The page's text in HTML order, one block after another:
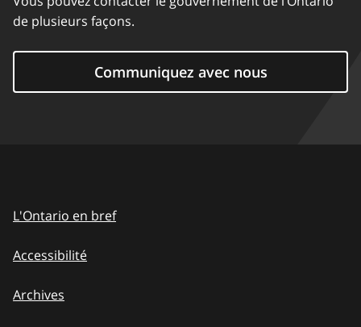
de plusieurs façons.
Communiquez avec nous
L'Ontario en bref
Accessibilité
Archives